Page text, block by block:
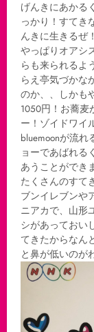
げんきにあかる
っかり！すてき
んきに生きるぜ
やっぱりオアシ
らも来られるよ
らえ亭気づかな
のか、、しかも
1050円！お蕎麦
ー！ゾイドワイ
bluemoonが流
ョーであばれる
あうことができ
たくさんのすて
ブンイレブンや
ニアカで、山形
シがあっておい
てきたからなん
と鼻が低いのが